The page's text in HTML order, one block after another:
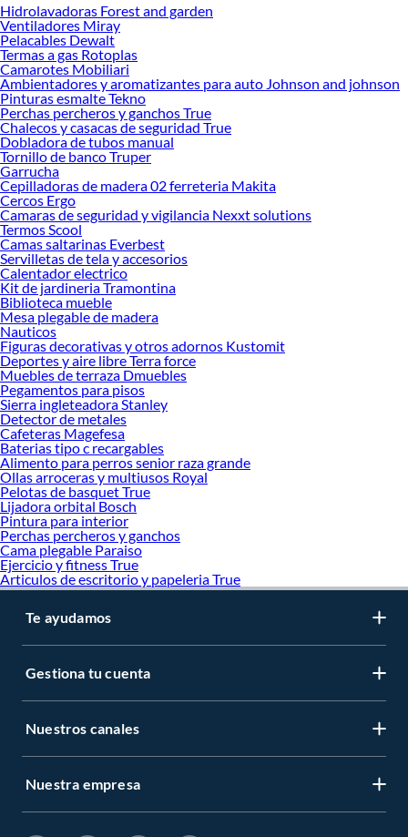
Hidrolavadoras Forest and garden
Ventiladores Miray
Pelacables Dewalt
Termas a gas Rotoplas
Camarotes Mobiliari
Ambientadores y aromatizantes para auto Johnson and johnson
Pinturas esmalte Tekno
Perchas percheros y ganchos True
Chalecos y casacas de seguridad True
Dobladora de tubos manual
Tornillo de banco Truper
Garrucha
Cepilladoras de madera 02 ferreteria Makita
Cercos Ergo
Camaras de seguridad y vigilancia Nexxt solutions
Termos Scool
Camas saltarinas Everbest
Servilletas de tela y accesorios
Calentador electrico
Kit de jardineria Tramontina
Biblioteca mueble
Mesa plegable de madera
Nauticos
Figuras decorativas y otros adornos Kustomit
Deportes y aire libre Terra force
Muebles de terraza Dmuebles
Pegamentos para pisos
Sierra ingleteadora Stanley
Detector de metales
Cafeteras Magefesa
Baterias tipo c recargables
Alimento para perros senior raza grande
Ollas arroceras y multiusos Royal
Pelotas de basquet True
Lijadora orbital Bosch
Pintura para interior
Perchas percheros y ganchos
Cama plegable Paraiso
Ejercicio y fitness True
Articulos de escritorio y papeleria True
Te ayudamos
Gestiona tu cuenta
Nuestros canales
Nuestra empresa